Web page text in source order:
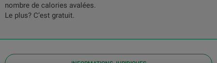
nombre de calories avalées.
Le plus? C’est gratuit.